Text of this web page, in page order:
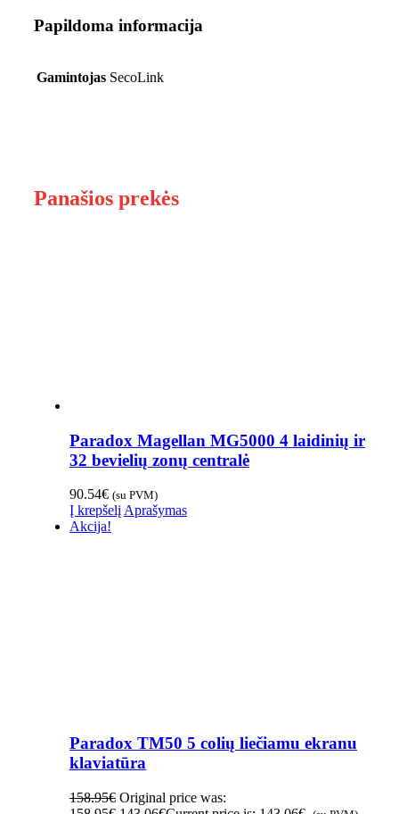
Papildoma informacija
Gamintojas SecoLink
Panašios prekės
Paradox Magellan MG5000 4 laidinių ir
32 bevielių zonų centralė
90.54€ (su PVM)
Į krepšelį Aprašymas
Akcija!
Paradox TM50 5 colių liečiamu ekranu
klaviatūra
158.95€ Original price was: